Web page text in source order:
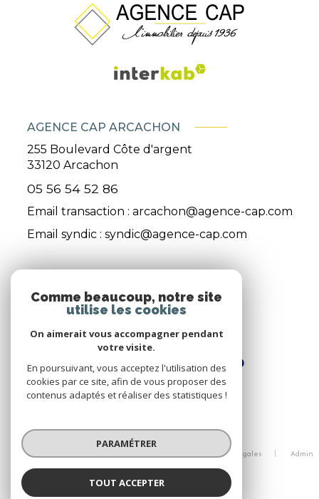
AGENCE CAP ARCACHON
255 Boulevard Côte d'argent
33120 Arcachon
05 56 54 52 86
Email transaction : arcachon@agence-cap.com
Email syndic : syndic@agence-cap.com
ADHÉRENTS
© 2026 | Tous droits réservés
Mentions légales
Admin
Comme beaucoup, notre site
utilise les cookies
On aimerait vous accompagner pendant
votre visite.
En poursuivant, vous acceptez l'utilisation des
cookies par ce site, afin de vous proposer des
contenus adaptés et réaliser des statistiques !
PARAMÉTRER
TOUT ACCEPTER